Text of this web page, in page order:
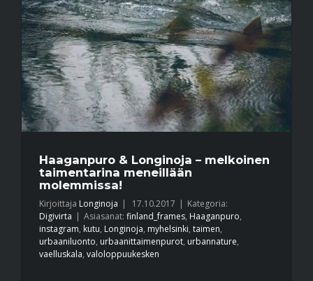
Haaganpuro & Longinoja – melkoinen
taimentarina meneillään
molemmissa!
Kirjoittaja Longinoja | 17.10.2017 | Kategoria:
Digivirta | Asiasanat: finland_frames, Haaganpuro,
instagram, kutu, Longinoja, myhelsinki, taimen,
urbaaniluonto, urbaanittaimenpurot, urbannature,
vaelluskala, valoloppuukesken